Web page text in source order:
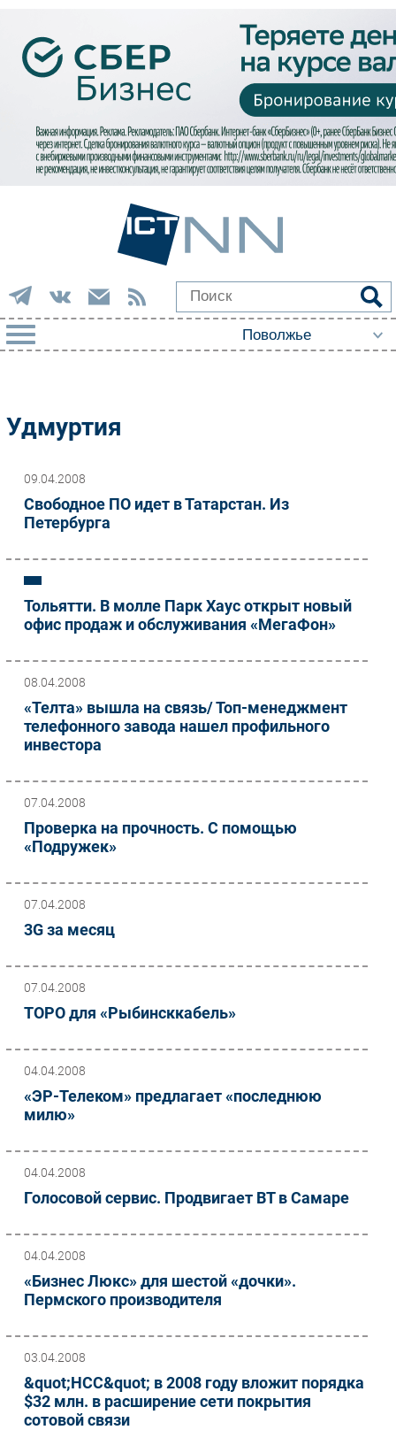
Импорто­замещение
Автоматизация Промышленности
Мобильная связь
Фиксированная связь
Торговые сети
Кадры
Регулирование
Инновации
РАЗДЕЛЫ
Аналитика
Интервью
Мероприятия
Проекты
IT класс
Тестовый стенд
Каталог компаний
Удмуртия
09.04.2008
Свободное ПО идет в Татарстан. Из
Петербурга
Тольятти. В молле Парк Хаус открыт новый
офис продаж и обслуживания «МегаФон»
08.04.2008
«Телта» вышла на связь/ Топ-менеджмент
телефонного завода нашел профильного
инвестора
07.04.2008
Проверка на прочность. С помощью
«Подружек»
07.04.2008
3G за месяц
07.04.2008
ТОРО для «Рыбинсккабель»
04.04.2008
«ЭР-Телеком» предлагает «последнюю
милю»
04.04.2008
Голосовой сервис. Продвигает ВТ в Самаре
04.04.2008
«Бизнес Люкс» для шестой «дочки».
Пермского производителя
03.04.2008
&quot;НСС&quot; в 2008 году вложит порядка
$32 млн. в расширение сети покрытия
сотовой связи